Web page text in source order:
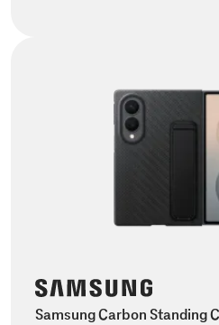
Samsung Carbon Standing